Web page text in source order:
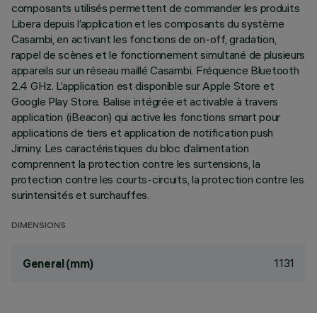
composants utilisés permettent de commander les produits
Libera depuis l’application et les composants du système
Casambi, en activant les fonctions de on-off, gradation,
rappel de scènes et le fonctionnement simultané de plusieurs
appareils sur un réseau maillé Casambi. Fréquence Bluetooth
2.4 GHz. L’application est disponible sur Apple Store et
Google Play Store. Balise intégrée et activable à travers
application (iBeacon) qui active les fonctions smart pour
applications de tiers et application de notification push
Jiminy. Les caractéristiques du bloc d’alimentation
comprennent la protection contre les surtensions, la
protection contre les courts-circuits, la protection contre les
surintensités et surchauffes.
DIMENSIONS
General (mm) 1131